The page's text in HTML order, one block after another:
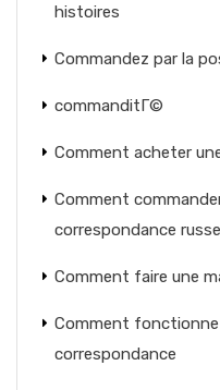
histoires
Commandez par la
commanditГ©
Comment acheter
Comment
correspondance russe
Comment faire une
Comment
correspondance